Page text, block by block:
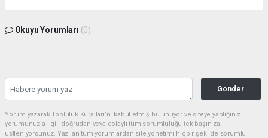
Okuyu Yorumları (0)
Gonder
Yorum yazarak Topluluk Kuralları’nı kabul etmiş bulunuyor ve siteye yaptığınız
yorumunuzla ilgili doğrudan veya dolaylı tüm sorumluluğu tek başınıza
üstleniyorsunuz. Yazılan tüm yorumlardan site yönetimi hiçbir şekilde sorumlu